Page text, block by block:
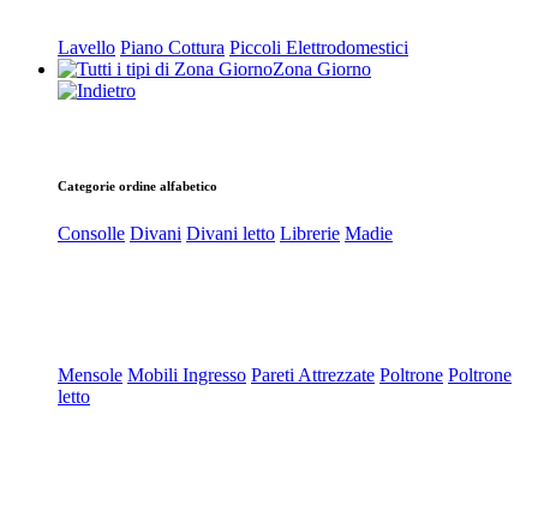
Lavello Piano Cottura Piccoli Elettrodomestici
Zona Giorno
Categorie ordine alfabetico
Consolle Divani Divani letto Librerie Madie
Mensole Mobili Ingresso Pareti Attrezzate Poltrone Poltrone
letto